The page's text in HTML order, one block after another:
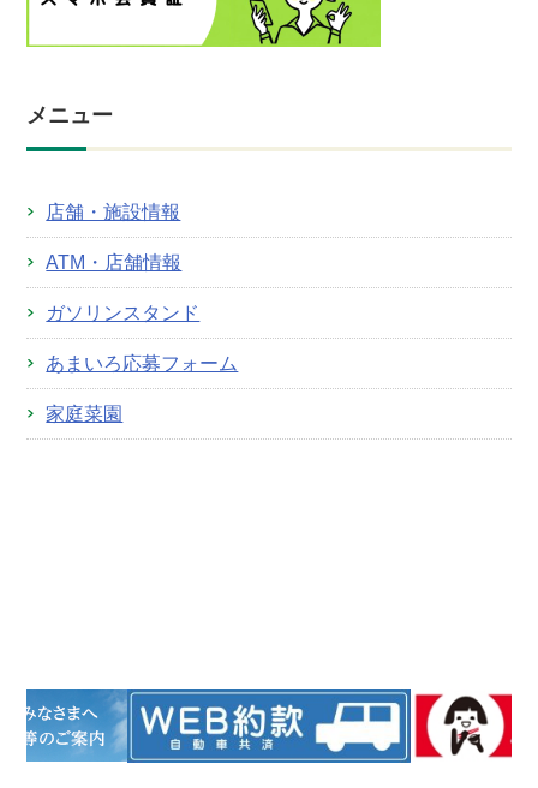
メニュー
店舗・施設情報
ATM・店舗情報
ガソリンスタンド
あまいろ応募フォーム
家庭菜園